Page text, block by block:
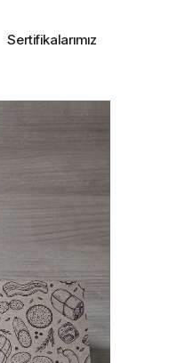
Sertifikalarımız